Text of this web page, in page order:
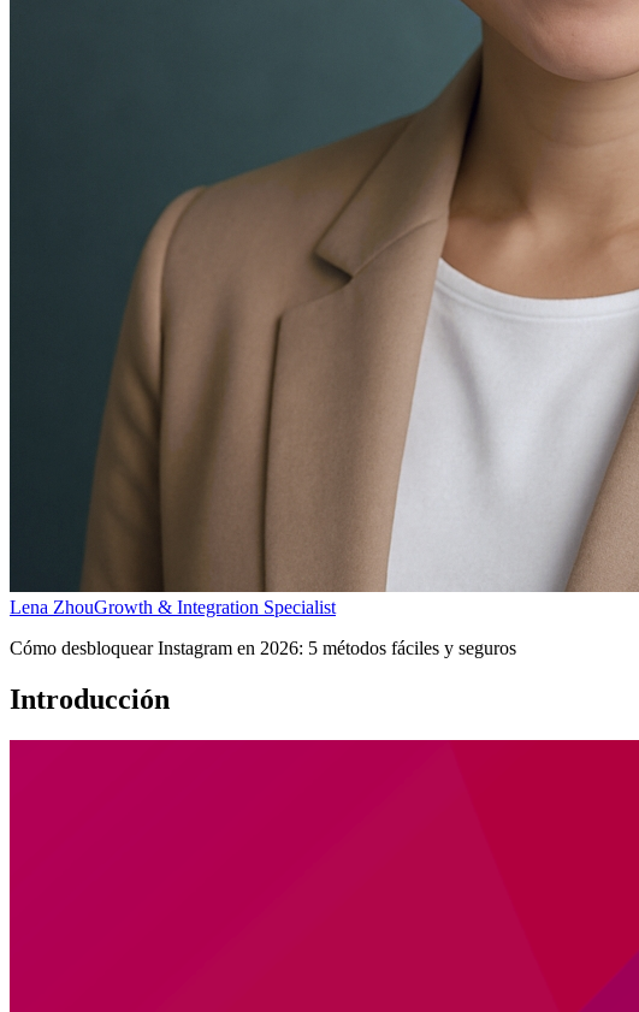
Lena ZhouGrowth & Integration Specialist
Cómo desbloquear Instagram en 2026: 5 métodos fáciles y seguros
Introducción